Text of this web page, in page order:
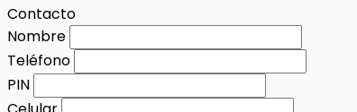
Contacto
Nombre
Teléfono
PIN